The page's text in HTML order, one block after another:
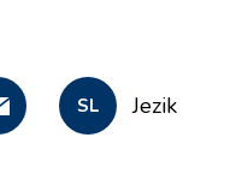
SL Jezik